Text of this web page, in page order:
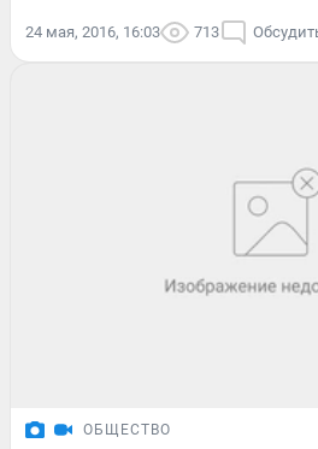
24 мая, 2016, 16:03 713
ОБЩЕСТВО